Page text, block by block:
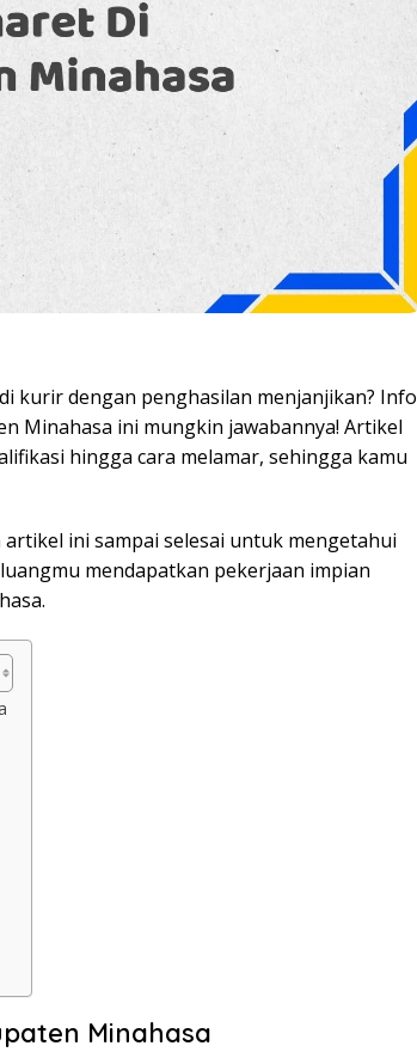
kurir dengan penghasilan menjanjikan? Info
Minahasa ini mungkin jawabannya! Artikel
hingga cara melamar, sehingga kamu
artikel ini sampai selesai untuk mengetahui
mendapatkan pekerjaan impian
Minahasa